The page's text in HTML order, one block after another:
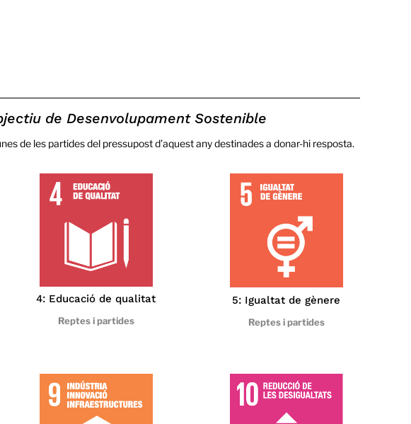
de Desenvolupament Sostenible
de les partides del pressupost d’aquest any destinades a donar-hi resposta.
4: Educació de qualitat
Reptes i partides
5: Igualtat de gènere
Reptes i partides